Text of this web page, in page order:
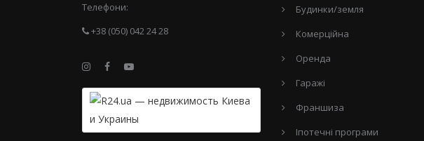
Телефони:
+38 (050) 042 24 28
Будинки/земля
Комерційна
Оренда
Гаражі
Франшиза
Іпотечні програми